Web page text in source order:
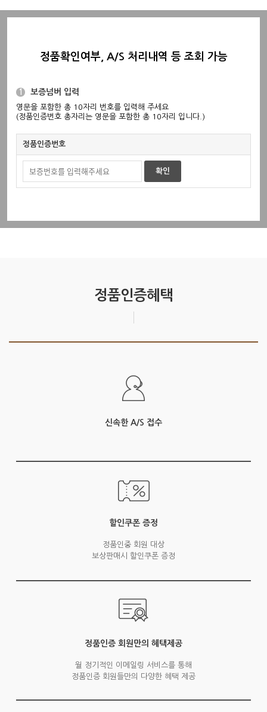
정품확인여부, A/S 처리내역 등 조회 가능
1 보증넘버 입력
영문을 포함한 총 10자리 번호를 입력해 주세요
(정품인증번호 총자리는 영문을 포함한 총 10자리 입니다.)
정품인증번호
확인
정품인증혜택
신속한 A/S 접수
할인쿠폰 증정
정품인중 회원 대상
보상판매시 할인쿠폰 증정
정품인증 회원만의 혜택제공
월 정기적인 이메일링 서비스를 통해
정품인증 회원들만의 다양한 혜택 제공